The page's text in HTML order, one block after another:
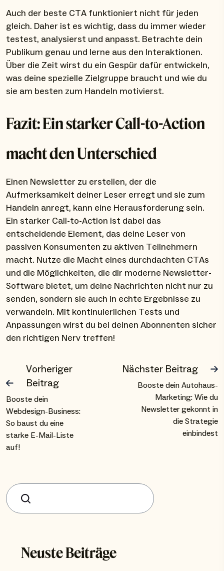
Auch der beste CTA funktioniert nicht für jeden
gleich. Daher ist es wichtig, dass du immer wieder
testest, analysierst und anpasst. Betrachte dein
Publikum genau und lerne aus den Interaktionen.
Über die Zeit wirst du ein Gespür dafür entwickeln,
was deine spezielle Zielgruppe braucht und wie du
sie am besten zum Handeln motivierst.
Fazit: Ein starker Call-to-Action
macht den Unterschied
Einen Newsletter zu erstellen, der die
Aufmerksamkeit deiner Leser erregt und sie zum
Handeln anregt, kann eine Herausforderung sein.
Ein starker Call-to-Action ist dabei das
entscheidende Element, das deine Leser von
passiven Konsumenten zu aktiven Teilnehmern
macht. Nutze die Macht eines durchdachten CTAs
und die Möglichkeiten, die dir moderne Newsletter-
Software bietet, um deine Nachrichten nicht nur zu
senden, sondern sie auch in echte Ergebnisse zu
verwandeln. Mit kontinuierlichen Tests und
Anpassungen wirst du bei deinen Abonnenten sicher
den richtigen Nerv treffen!
Vorheriger
Beitrag
Booste dein
Webdesign-Business:
So baust du eine
starke E-Mail-Liste
auf!
Nächster Beitrag
Booste dein Autohaus-
Marketing: Wie du
Newsletter gekonnt in
die Strategie
einbindest
Suchen
Neuste Beiträge